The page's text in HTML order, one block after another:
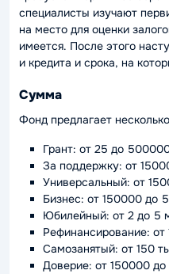
специалисты изучают
на место для оценки
имеется. После этого
и кредита и срока, на
Сумма
Фонд предлагает
Грант: от 25 до
За поддержку: от
Универсальный: от
Бизнес: от 150000 до
Юбилейный: от 2 до 5
Рефинансирование:
Самозанятый: от 150
Доверие: от 150000